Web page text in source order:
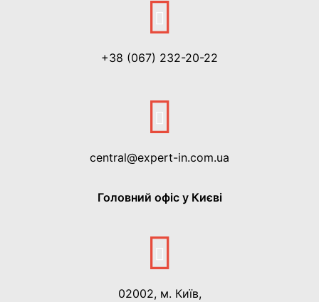
+38 (067) 232-20-22
central@expert-in.com.ua
Головний офіс у Києві
02002, м. Київ,